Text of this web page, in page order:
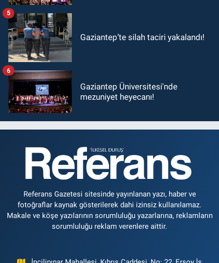
Gaziantep’te silah taciri yakalandı!
5
Gaziantep Üniversitesi'nde
mezuniyet heyecanı!
6
Referans Gazetesi sitesinde yayınlanan yazı, haber ve
fotoğraflar kaynak gösterilerek dahi izinsiz kullanılamaz.
Makale ve köşe yazılarının sorumluluğu yazarlarına, reklamların
sorumluluğu reklam verenlere aittir.